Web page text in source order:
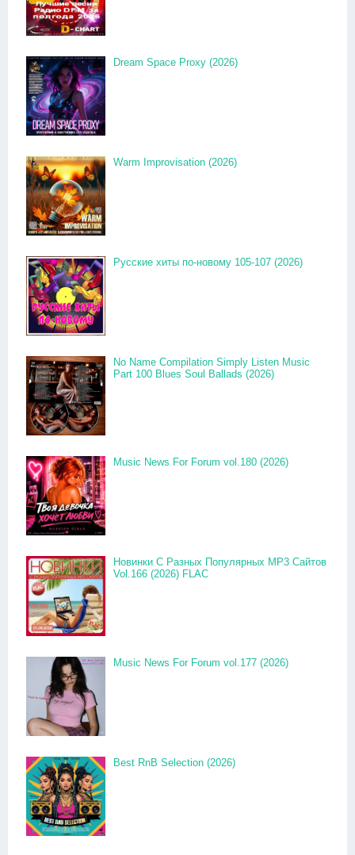
Dream Space Proxy (2026)
Warm Improvisation (2026)
Русские хиты по-новому 105-107 (2026)
No Name Compilation Simply Listen Music
Part 100 Blues Soul Ballads (2026)
Music News For Forum vol.180 (2026)
Новинки С Разных Популярных MP3 Сайтов
Vol.166 (2026) FLAC
Music News For Forum vol.177 (2026)
Best RnB Selection (2026)